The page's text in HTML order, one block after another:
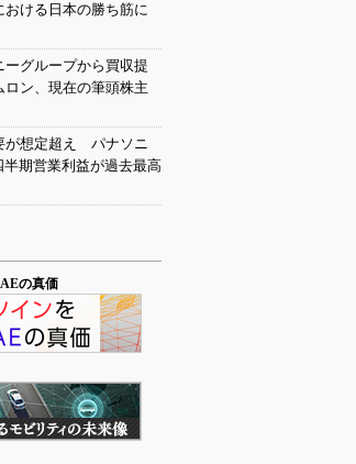
ける日本の勝ち筋に
ーグループから買収提
ロン、現在の筆頭株主
が想定超え パナソニ
半期営業利益が過去最高
の真価